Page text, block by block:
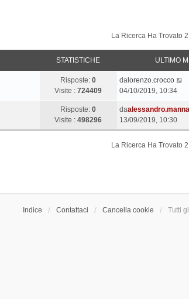
La Ricerca Ha Trovato
STATISTICHE ULTIMO
Risposte:0
Visite :724409
dalorenzo.crocco
04/10/2019, 10:34
Risposte:0
Visite :498296
daalessandro.manna
13/09/2019, 10:30
La Ricerca Ha Trovato
Indice Contattaci Cancella cookie Tutti